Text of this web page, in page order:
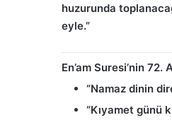
huzurunda
eyle.”
En’am Suresi’nin 72.
“Namaz dinin
“Kıyamet günü